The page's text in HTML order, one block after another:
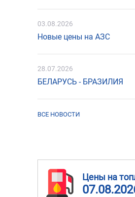
03.08.2026
Новые цены на АЗС
28.07.2026
БЕЛАРУСЬ - БРАЗИЛИЯ
ВСЕ НОВОСТИ
Цены на